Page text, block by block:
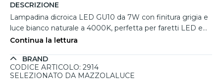
DESCRIZIONE
Lampadina dicroica LED GU10 da 7W con finitura grigia e
luce bianco naturale a 4000K, perfetta per faretti LED e
ideale per illuminare punti specifici con il suo fascio stretto
l’intensità luminosa in base alle esigenze, garantendo
flessibilità e comfort visivo in ambienti interni. Con una
Continua la lettura
BRAND
CODICE ARTICOLO: 2914
SELEZIONATO DA MAZZOLALUCE